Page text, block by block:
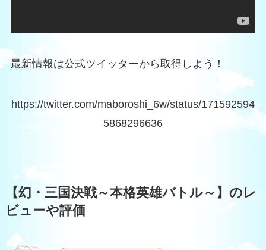
最新情報は公式ツイッターから取得しよう！
https://twitter.com/maboroshi_6w/status/171592594
5868296636
【幻・三国決戦～本格英雄バトル～】のレ
ビューや評価